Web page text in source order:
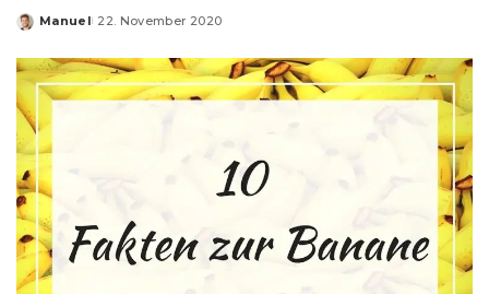
Posted
Manuel 22. November 2020